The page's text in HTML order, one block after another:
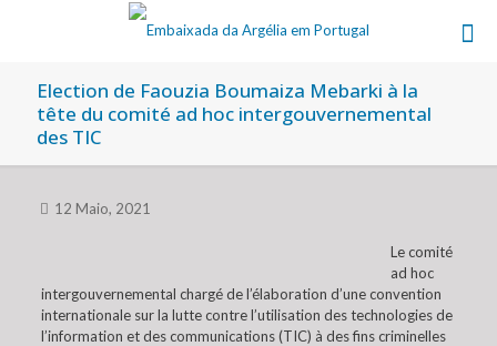
Election de Faouzia Boumaiza Mebarki à la
tête du comité ad hoc intergouvernemental
des TIC
12 Maio, 2021
Le comité
ad hoc
intergouvernemental chargé de l’élaboration d’une convention
internationale sur la lutte contre l’utilisation des technologies de
l’information et des communications (TIC) à des fins criminelles